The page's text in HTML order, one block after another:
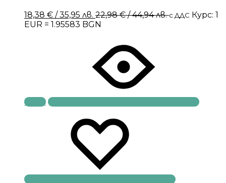
18,38 € / 35,95 лв. 22,98€/ 44,94 лв.с ДДС Курс: 1
EUR = 1.95583 BGN
Купи